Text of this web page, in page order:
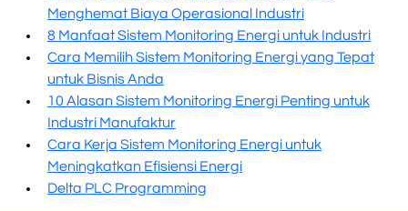
Menghemat Biaya Operasional Industri
8 Manfaat Sistem Monitoring Energi untuk Industri
Cara Memilih Sistem Monitoring Energi yang Tepat
untuk Bisnis Anda
10 Alasan Sistem Monitoring Energi Penting untuk
Industri Manufaktur
Cara Kerja Sistem Monitoring Energi untuk
Meningkatkan Efisiensi Energi
Delta PLC Programming